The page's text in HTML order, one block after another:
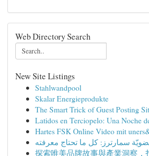
Web Directory Search
New Site Listings
Stahlwandpool
Skalar Energieprodukte
The Smart Trick of Guest Posting
Latidos en Terciopelo: Una Noche
Hartes FSK Online Video mit
سمارترز: كل ما تحتاج معرفته
探索唯美品牌故事與產業洞察，